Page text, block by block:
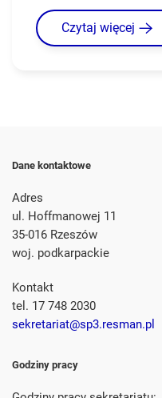
Czytaj więcej
Dane kontaktowe
Adres
ul. Hoffmanowej 11
35-016 Rzeszów
woj. podkarpackie
Kontakt
tel. 17 748 2030
sekretariat@sp3.resman.pl
Godziny pracy